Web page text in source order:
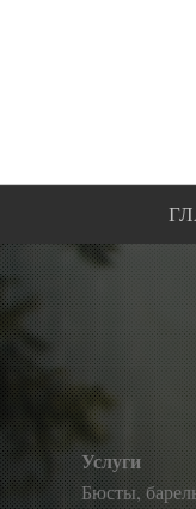
Услуги
Бюсты,